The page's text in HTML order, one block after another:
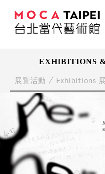
EXHIBITIONS
展覽活動 Exhibitions